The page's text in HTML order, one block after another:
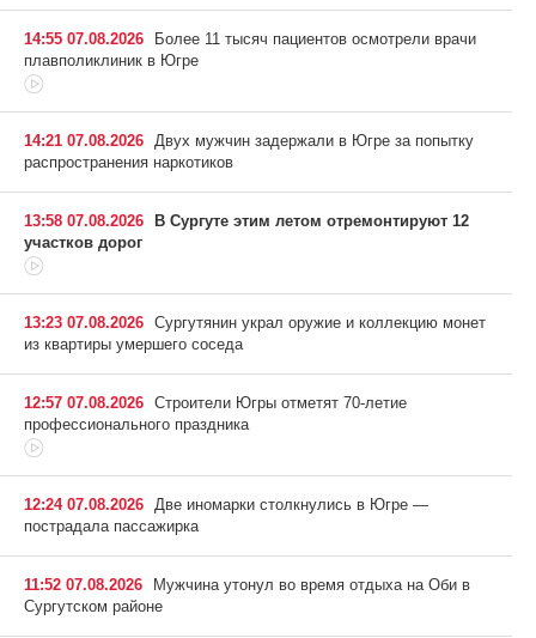
14:55 07.08.2026
Более 11 тысяч пациентов осмотрели врачи
плавполиклиник в Югре
14:21 07.08.2026 Двух мужчин задержали в Югре за попытку
распространения наркотиков
13:58 07.08.2026
В Сургуте этим летом отремонтируют 12
участков дорог
13:23 07.08.2026 Сургутянин украл оружие и коллекцию монет
из квартиры умершего соседа
12:57 07.08.2026 Строители Югры отметят 70-летие
профессионального праздника
12:24 07.08.2026 Две иномарки столкнулись в Югре —
пострадала пассажирка
11:52 07.08.2026
Мужчина утонул во время отдыха на Оби в
Сургутском районе